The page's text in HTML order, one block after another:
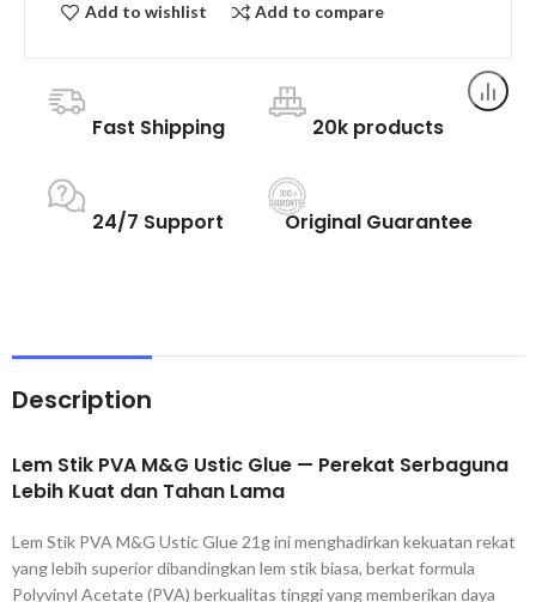
Add to wishlist Add to compare
Fast Shipping 20k products
24/7 Support Original Guarantee
Description
Lem Stik PVA M&G Ustic Glue — Perekat Serbaguna
Lebih Kuat dan Tahan Lama
Lem Stik PVA M&G Ustic Glue 21g ini menghadirkan kekuatan rekat
yang lebih superior dibandingkan lem stik biasa, berkat formula
Polyvinyl Acetate (PVA) berkualitas tinggi yang memberikan daya